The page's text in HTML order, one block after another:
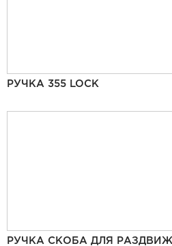
РУЧКА 355 LOCK
РУЧКА СКОБА ДЛЯ